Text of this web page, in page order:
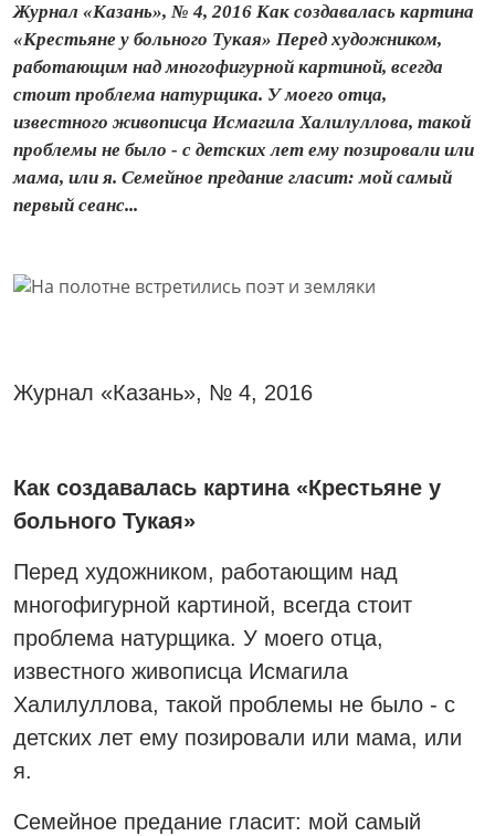
Журнал «Казань», № 4, 2016 Как создавалась картина
«Крестьяне у больного Тукая» Перед художником,
работающим над многофигурной картиной, всегда
стоит проблема натурщика. У моего отца,
известного живописца Исмагила Халилуллова, такой
проблемы не было - с детских лет ему позировали или
мама, или я. Семейное предание гласит: мой самый
первый сеанс...
Журнал «Казань», № 4, 2016
Как создавалась картина «Крестьяне у
больного Тукая»
Перед художником, работающим над
многофигурной картиной, всегда стоит
проблема натурщика. У моего отца,
известного живописца Исмагила
Халилуллова, такой проблемы не было - с
детских лет ему позировали или мама, или
я.
Семейное предание гласит: мой самый